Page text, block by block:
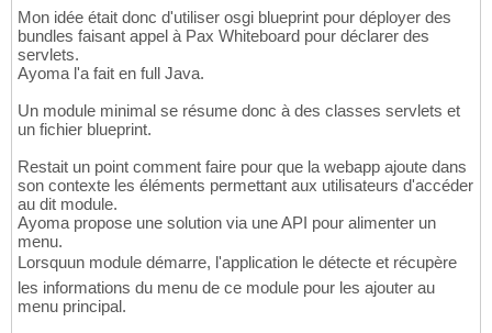
Mon idée était donc d'utiliser osgi blueprint pour déployer des
bundles faisant appel à Pax Whiteboard pour déclarer des
servlets.
Ayoma l'a fait en full Java.
Un module minimal se résume donc à des classes servlets et
un fichier blueprint.
Restait un point comment faire pour que la webapp ajoute dans
son contexte les éléments permettant aux utilisateurs d'accéder
au dit module.
Ayoma propose une solution via une API pour alimenter un
menu.
Lorsquun module démarre, l'application le détecte et récupère
les informations du menu de ce module pour les ajouter au
menu principal.